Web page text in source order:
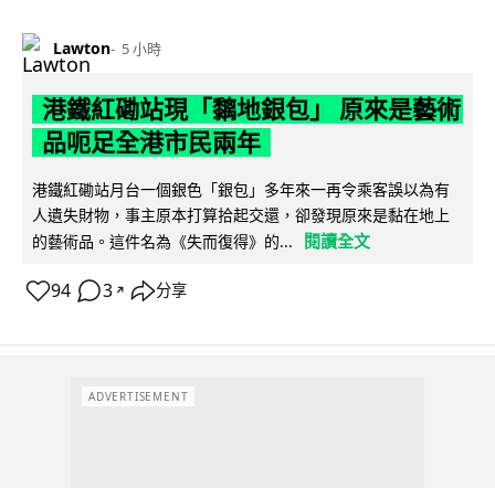
Lawton 5 小時
港鐵紅磡站現「黐地銀包」 原來是藝術
品呃足全港市民兩年
港鐵紅磡站月台一個銀色「銀包」多年來一再令乘客誤以為有
人遺失財物，事主原本打算拾起交還，卻發現原來是黏在地上
的藝術品。這件名為《失而復得》的...
閱讀全文
94 3 ↗ 分享
ADVERTISEMENT